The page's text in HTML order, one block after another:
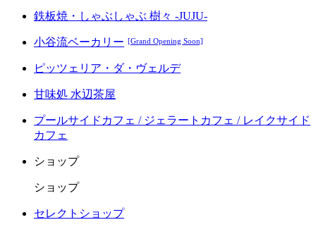
鉄板焼・しゃぶしゃぶ 樹々 -JUJU-
小谷流ベーカリー [Grand Opening Soon]
ピッツェリア・ダ・ヴェルデ
甘味処 水辺茶屋
プールサイドカフェ / ジェラートカフェ / レイクサイド
カフェ
ショップ
ショップ
セレクトショップ